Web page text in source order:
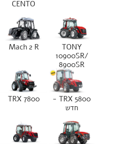
CENTO
TONY
10900SR/
8900SR
Mach 2 R
TRX 5800 -
חדש
TRX 7800